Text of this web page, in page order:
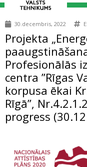
30.decembris, 2022
Projekta
Profesionālās
centra ”Rīgas
korpusa ēkai
Rīgā”,
progress